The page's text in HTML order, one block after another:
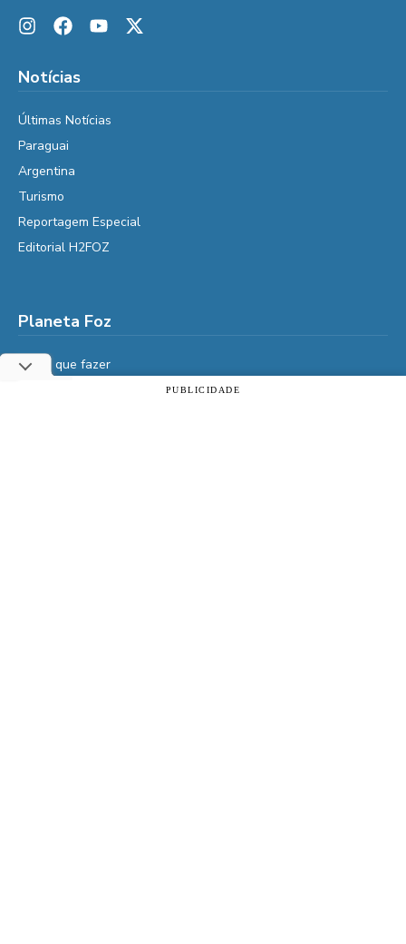
Notícias
Últimas Notícias
Paraguai
Argentina
Turismo
Reportagem Especial
Editorial H2FOZ
Planeta Foz
Foz, o que fazer
PUBLICIDADE